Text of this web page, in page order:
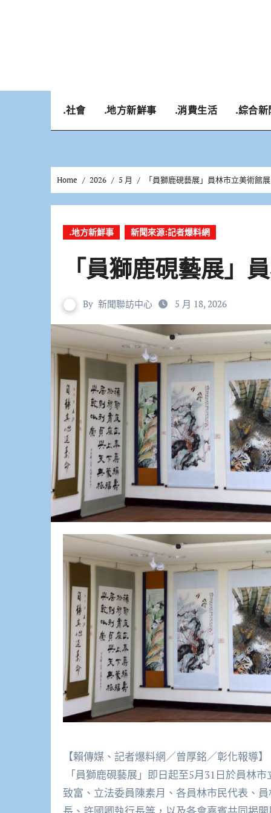
.社會 .地方新鮮事 .消費生活 .綜合新
Home 2026 5 月 「員獅鹿硯藝展」員林市立美術館
.地方新鮮事 新聞來源:記者爆料網
「員獅鹿硯藝展」
By 新聞聯訪中心 5 月 18, 2026
【賴傳媒、記者爆料網／曾厚銘／彰化報導】
「員獅鹿硯藝展」即日起至5月31日於員林
致富、立法委員陳素月、各員林市民代表、